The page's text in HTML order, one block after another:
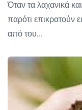
Όταν τα λαχανικά
παρότι επικρατούν
από του...